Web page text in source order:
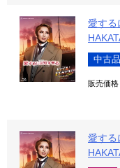
愛する
中古品
販売価格
愛する